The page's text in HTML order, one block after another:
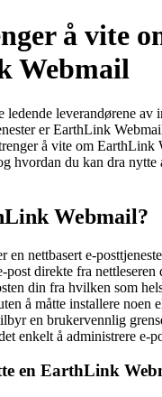
å vite
Webmail
leverandørene av
er EarthLink
å vite om EarthLink
hvordan du kan dra nytte
Webmail?
nettbasert e-
post direkte fra
din fra hvilken som
å måtte installere noen
en brukervennlig
enkelt å administrere e-
en EarthLink